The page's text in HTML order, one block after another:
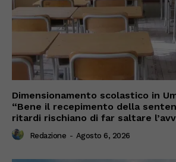
Dimensionamento scolastico in
“Bene il recepimento della
ritardi rischiano di far saltare
Redazione - Agosto 6, 2026